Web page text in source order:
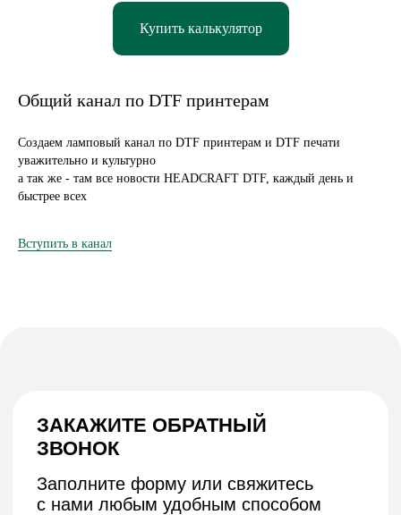
Купить калькулятор
Общий канал по DTF принтерам
Создаем ламповый канал по DTF принтерам и DTF печати
уважительно и культурно
а так же - там все новости HEADCRAFT DTF, каждый день и
быстрее всех
Вступить в канал